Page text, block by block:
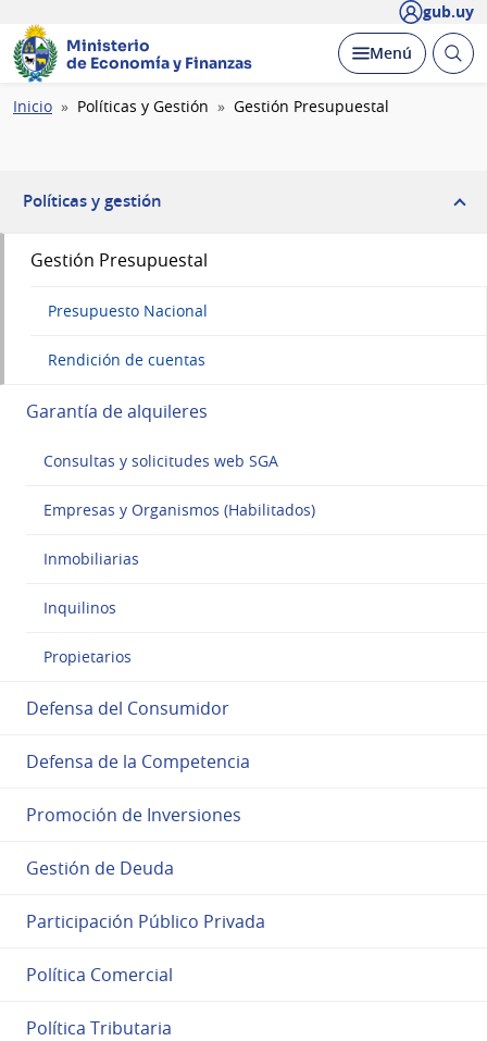
gub.uy
Ministerio
de Economía y Finanzas
Desplegar
Menú Abrir
Ruta
Inicio Políticas y Gestión Gestión Presupuestal
Políticas y gestión
Gestión Presupuestal
Presupuesto Nacional
Rendición de cuentas
Garantía de alquileres
Consultas y solicitudes web SGA
Empresas y Organismos (Habilitados)
Inmobiliarias
Inquilinos
Propietarios
Defensa del Consumidor
Defensa de la Competencia
Promoción de Inversiones
Gestión de Deuda
Participación Público Privada
Política Comercial
Política Tributaria